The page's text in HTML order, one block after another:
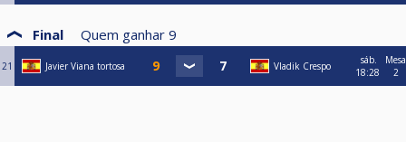
Final Quem ganhar 9
21 Javier Viana tortosa Vladik Crespo
sáb.
18:28
Mesa
2